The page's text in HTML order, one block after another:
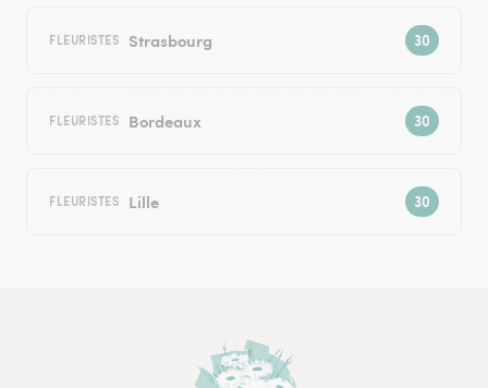
FLEURISTES Strasbourg
FLEURISTES Bordeaux
FLEURISTES Lille